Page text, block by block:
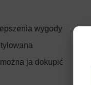
wygody
ja dokupić